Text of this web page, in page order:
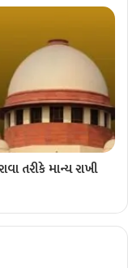
તરીકે માન્ય રાખી